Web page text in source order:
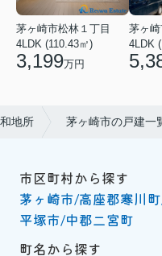
茅ヶ崎市松林１丁目
4LDK (110.43㎡)
3,199万円
茅ヶ
4LDK
地所 茅ヶ崎市の戸建一
市区町村から探す
茅ヶ崎市 高座郡寒川町
平塚市 中郡二宮町
町名から探す